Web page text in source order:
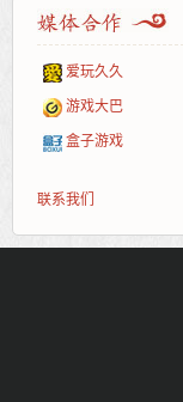
爱玩久久
游戏大巴
盒子游戏
联系我们